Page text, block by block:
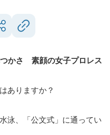
つかさ 素顔の女子プロレス
ありますか？
泳、「公文式」に通ってい